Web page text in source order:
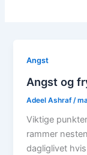
Angst
Angst og
Adeel Ashraf /
Viktige
rammer
dagliglivet